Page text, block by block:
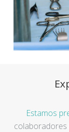
Estamos
colaboradores